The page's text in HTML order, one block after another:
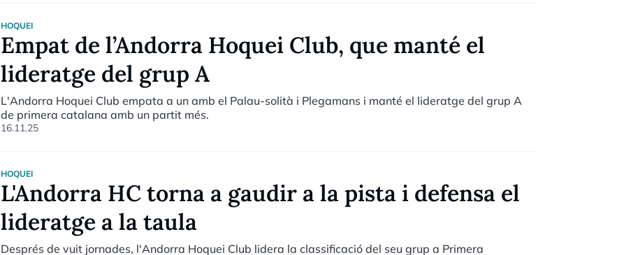
HOQUEI
Empat de l’Andorra Hoquei Club, que manté el
lideratge del grup A
L'Andorra Hoquei Club empata a un amb el Palau-solità i Plegamans i manté el lideratge del grup A
de primera catalana amb un partit més.
16.11.25
HOQUEI
L'Andorra HC torna a gaudir a la pista i defensa el
lideratge a la taula
Després de vuit jornades, l'Andorra Hoquei Club lidera la classificació del seu grup a Primera